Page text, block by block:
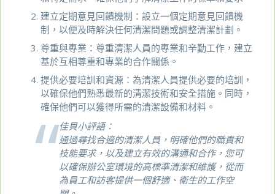
建立定期意見回饋機制：設立一個定期意見回饋機
制，以便及時解決任何清潔問題或調整清潔計劃。
尊重與專業：尊重清潔人員的專業和辛勤工作，建立
基於互相尊重和專業的合作關係。
提供必要培訓和資源：為清潔人員提供必要的培訓，
以確保他們熟悉最新的清潔技術和安全措施。同時，
確保他們可以獲得所需的清潔設備和材料。
佳貝小評語：
通過尋找合適的清潔人員，明確他們的職責和
技能要求，以及建立有效的溝通和合作，您可
以確保辦公室環境的高標準清潔和維護，從而
為員工和訪客提供一個舒適、衛生的工作空